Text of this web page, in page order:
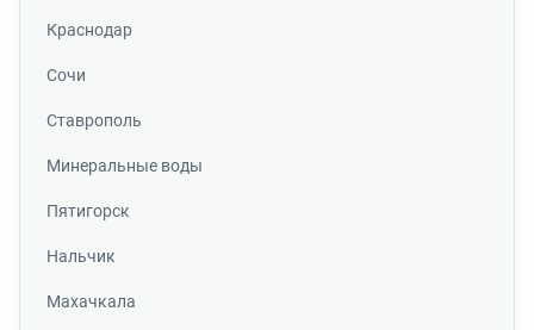
Краснодар
Сочи
Ставрополь
Минеральные воды
Пятигорск
Нальчик
Махачкала